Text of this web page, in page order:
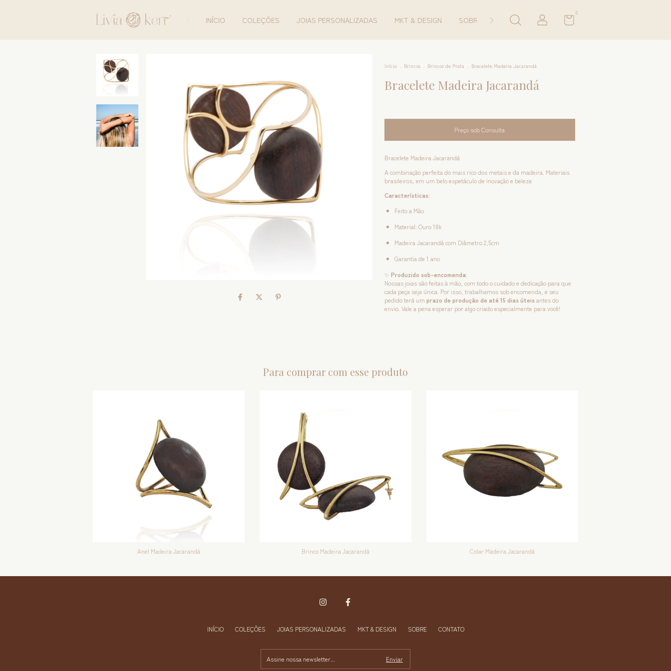
INÍCIO COLEÇÕES JOIAS PERSONALIZADAS MKT & DESIGN SOBRE CONTATO
0
Início . Brincos . Brincos de Prata . Bracelete Madeira Jacarandá
Bracelete Madeira Jacarandá
Bracelete Madeira Jacarandá
A combinação perfeita do mais rico dos metais e da madeira. Materiais
brasileiros, em um belo espetáculo de inovação e beleza
Características:
Feito a Mão
Material: Ouro 18k
Madeira Jacarandá com Diâmetro 2,5cm
Garantia de 1 ano
✨ Produzido sob-encomenda:
Nossas joias são feitas à mão, com todo o cuidado e dedicação para que
cada peça seja única. Por isso, trabalhamos sob encomenda, e seu
pedido terá um prazo de produção de até 15 dias úteisantes do
envio. Vale a pena esperar por algo criado especialmente para você!
Para comprar com esse produto
Anel Madeira Jacarandá Brinco Madeira Jacarandá Colar Madeira Jacarandá
INÍCIO COLEÇÕES JOIAS PERSONALIZADAS MKT & DESIGN SOBRE CONTATO